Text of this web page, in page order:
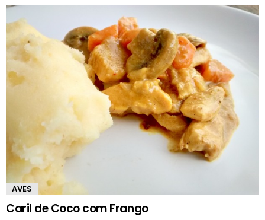
AVES
Caril de Coco com Frango